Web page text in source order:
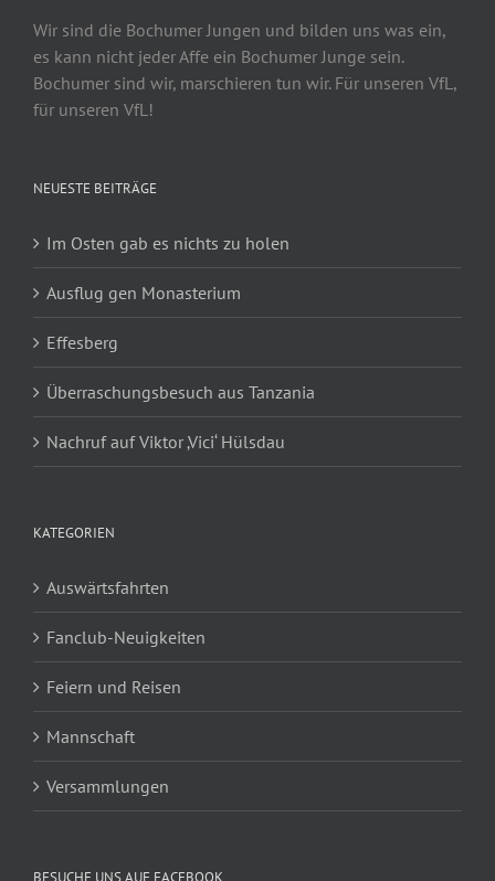
Wir sind die Bochumer Jungen und bilden uns was ein,
es kann nicht jeder Affe ein Bochumer Junge sein.
Bochumer sind wir, marschieren tun wir. Für unseren VfL,
für unseren VfL!
NEUESTE BEITRÄGE
Im Osten gab es nichts zu holen
Ausflug gen Monasterium
Effesberg
Überraschungsbesuch aus Tanzania
Nachruf auf Viktor ‚Vici‘ Hülsdau
KATEGORIEN
Auswärtsfahrten
Fanclub-Neuigkeiten
Feiern und Reisen
Mannschaft
Versammlungen